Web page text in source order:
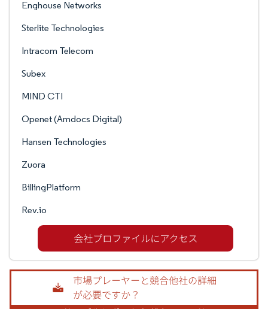
Enghouse Networks
Sterlite Technologies
Intracom Telecom
Subex
MIND CTI
Openet (Amdocs Digital)
Hansen Technologies
Zuora
BillingPlatform
Rev.io